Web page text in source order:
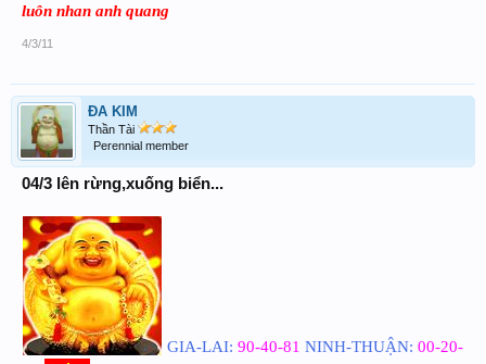
luôn nhan anh quang
4/3/11
ĐA KIM
Thần Tài
Perennial member
04/3 lên rừng,xuống biển...
GIA-LAI: 90-40-81 NINH-THUẬN: 00-20-